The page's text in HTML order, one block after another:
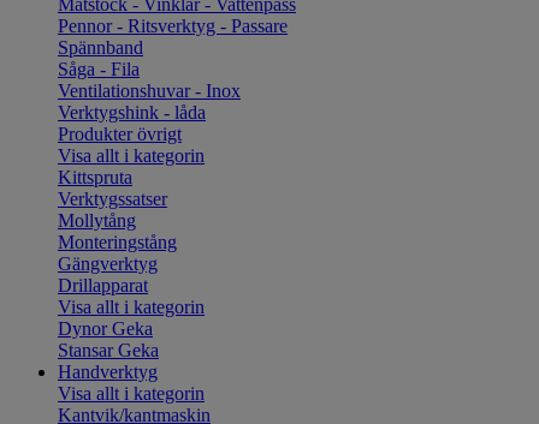
Mätstock - Vinklar - Vattenpass
Pennor - Ritsverktyg - Passare
Spännband
Såga - Fila
Ventilationshuvar - Inox
Verktygshink - låda
Produkter övrigt
Visa allt i kategorin
Kittspruta
Verktygssatser
Mollytång
Monteringstång
Gängverktyg
Drillapparat
Visa allt i kategorin
Dynor Geka
Stansar Geka
Handverktyg
Visa allt i kategorin
Kantvik/kantmaskin